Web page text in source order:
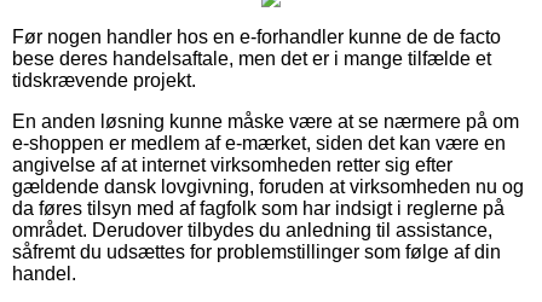
Før nogen handler hos en e-forhandler kunne de de facto
bese deres handelsaftale, men det er i mange tilfælde et
tidskrævende projekt.
En anden løsning kunne måske være at se nærmere på om
e-shoppen er medlem af e-mærket, siden det kan være en
angivelse af at internet virksomheden retter sig efter
gældende dansk lovgivning, foruden at virksomheden nu og
da føres tilsyn med af fagfolk som har indsigt i reglerne på
området. Derudover tilbydes du anledning til assistance,
såfremt du udsættes for problemstillinger som følge af din
handel.